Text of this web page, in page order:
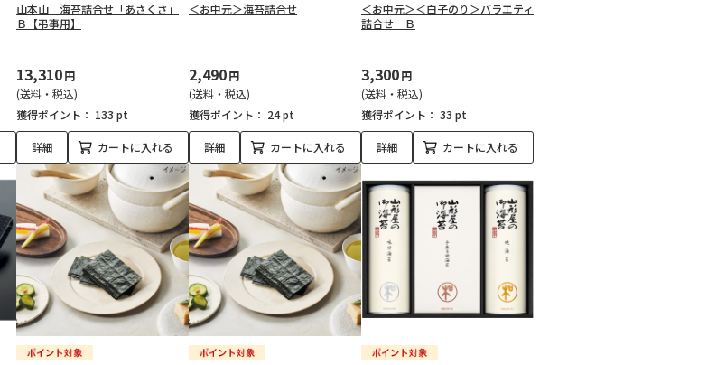
山本山 海苔詰合せ「あさくさ」
Ｂ【弔事用】
13,310円
(送料・税込)
獲得ポイント： 133 pt
詳細 カートに入れる
＜お中元＞海苔詰合せ
2,490円
(送料・税込)
獲得ポイント： 24 pt
詳細 カートに入れる
＜お中元＞＜白子のり＞バラエティ
詰合せ Ｂ
3,300円
(送料・税込)
獲得ポイント： 33 pt
詳細 カートに入れる